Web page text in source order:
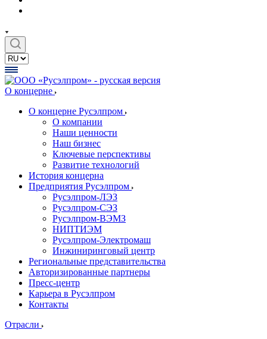
О концерне
О концерне Русэлпром
О компании
Наши ценности
Наш бизнес
Ключевые перспективы
Развитие технологий
История концерна
Предприятия Русэлпром
Русэлпром-ЛЭЗ
Русэлпром-СЭЗ
Русэлпром-ВЭМЗ
НИПТИЭМ
Русэлпром-Электромаш
Инжиниринговый центр
Региональные представительства
Авторизированные партнеры
Пресс-центр
Карьера в Русэлпром
Контакты
Отрасли